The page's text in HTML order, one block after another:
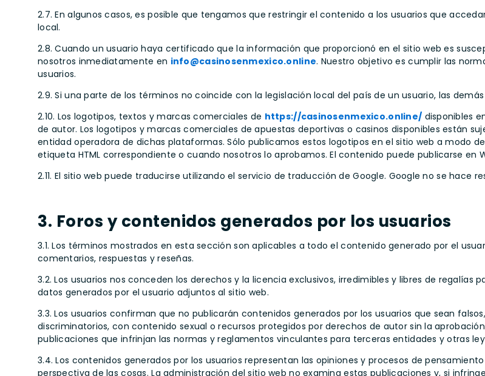
2.7. En algunos casos, es posible que tengamos que restringir el contenido a los usuarios que
local.
2.8. Cuando un usuario haya certificado que la información que proporcionó en el sitio web es
nosotros inmediatamente en info@casinosenmexico.online. Nuestro objetivo es cumplir las
usuarios.
2.9. Si una parte de los términos no coincide con la legislación local del país de un usuario, las
2.10. Los logotipos, textos y marcas comerciales de https://casinosenmexico.online/ disponibles
de autor. Los logotipos y marcas comerciales de apuestas deportivas o casinos disponibles están
entidad operadora de dichas plataformas. Sólo publicamos estos logotipos en el sitio web a modo
etiqueta HTML correspondiente o cuando nosotros lo aprobamos. El contenido puede publicarse en
2.11. El sitio web puede traducirse utilizando el servicio de traducción de Google. Google no se hace
3. Foros y contenidos generados por los usuarios
3.1. Los términos mostrados en esta sección son aplicables a todo el contenido generado por el
comentarios, respuestas y reseñas.
3.2. Los usuarios nos conceden los derechos y la licencia exclusivos, irredimibles y libres de
datos generados por el usuario adjuntos al sitio web.
3.3. Los usuarios confirman que no publicarán contenidos generados por los usuarios que sean
discriminatorios, con contenido sexual o recursos protegidos por derechos de autor sin la
publicaciones que infrinjan las normas y reglamentos vinculantes para terceras entidades y otras
3.4. Los contenidos generados por los usuarios representan las opiniones y procesos de
perspectiva de las cosas. La administración del sitio web no examina estas publicaciones y, si